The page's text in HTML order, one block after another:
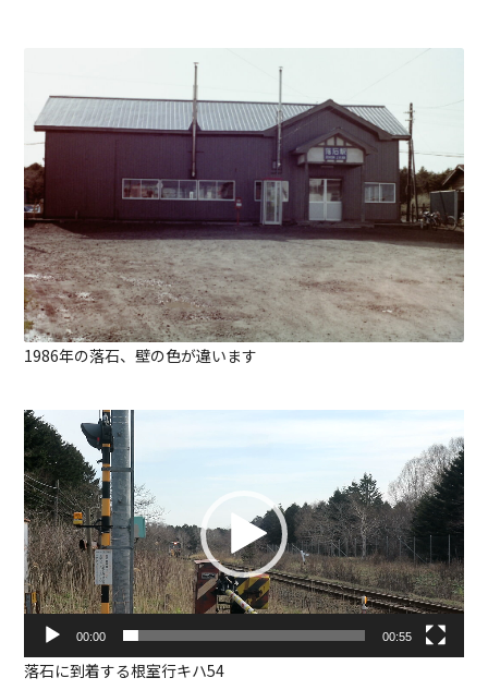
1986年の落石、壁の色が違います
動
画
プ
レ
ー
ヤ
ー
00:00 00:55
落石に到着する根室行キハ54